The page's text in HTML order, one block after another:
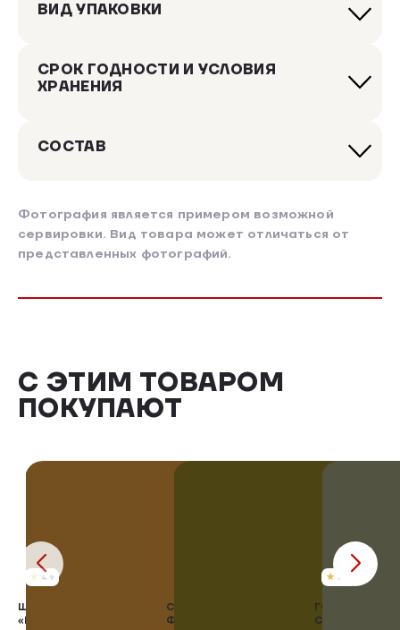
ВИД УПАКОВКИ
СРОК ГОДНОСТИ И УСЛОВИЯ
ХРАНЕНИЯ
СОСТАВ
Фотография является примером возможной
сервировки. Вид товара может отличаться от
представленных фотографий.
С ЭТИМ ТОВАРОМ
ПОКУПАЮТ
4.9
ШАРИКИ С РИСОМ
«ЁЖИКИ»
САРДЕЛЬКИ
ФЕРМЕРСКИЕ
4.8
ГОЛЕНЬ
СЛИВОЧНОМ